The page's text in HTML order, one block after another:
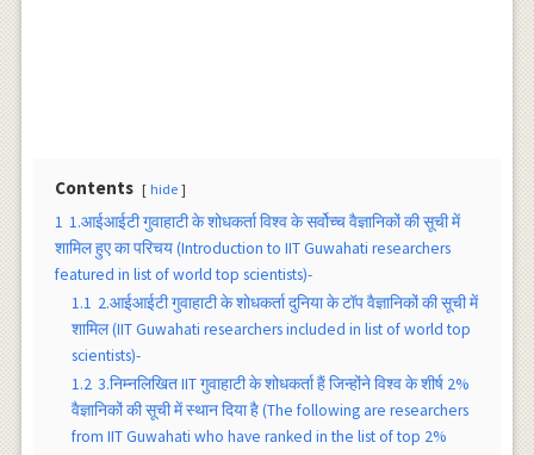
Contents hide
1 1.आईआईटी गुवाहाटी के शोधकर्ता विश्व के सर्वोच्च वैज्ञानिकों की सूची में
शामिल हुए का परिचय (Introduction to IIT Guwahati researchers
featured in list of world top scientists)-
1.1 2.आईआईटी गुवाहाटी के शोधकर्ता दुनिया के टॉप वैज्ञानिकों की सूची में
शामिल (IIT Guwahati researchers included in list of world top
scientists)-
1.2 3.निम्नलिखित IIT गुवाहाटी के शोधकर्ता हैं जिन्होंने विश्व के शीर्ष 2%
वैज्ञानिकों की सूची में स्थान दिया है (The following are researchers
from IIT Guwahati who have ranked in the list of top 2%